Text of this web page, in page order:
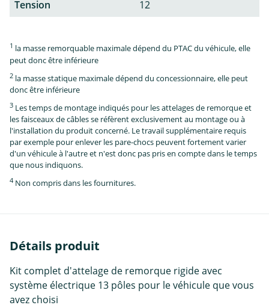
Tension 12
1 la masse remorquable maximale dépend du PTAC du véhicule, elle
peut donc être inférieure
2 la masse statique maximale dépend du concessionnaire, elle peut
donc être inférieure
3 Les temps de montage indiqués pour les attelages de remorque et
les faisceaux de câbles se réfèrent exclusivement au montage ou à
l'installation du produit concerné. Le travail supplémentaire requis
par exemple pour enlever les pare-chocs peuvent fortement varier
d'un véhicule à l'autre et n'est donc pas pris en compte dans le temps
que nous indiquons.
4 Non compris dans les fournitures.
Détails produit
Kit complet d'attelage de remorque rigide avec
système électrique 13 pôles pour le véhicule que vous
avez choisi